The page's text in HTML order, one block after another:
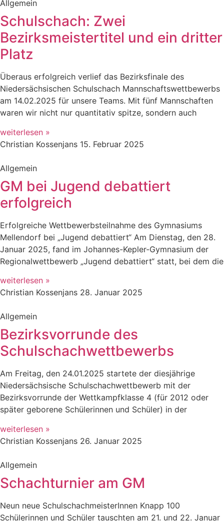
Allgemein
Schulschach: Zwei
Bezirksmeistertitel und ein dritter
Platz
Überaus erfolgreich verlief das Bezirksfinale des
Niedersächsischen Schulschach Mannschaftswettbewerbs
am 14.02.2025 für unsere Teams. Mit fünf Mannschaften
waren wir nicht nur quantitativ spitze, sondern auch
weiterlesen »
Christian Kossenjans 15. Februar 2025
Allgemein
GM bei Jugend debattiert
erfolgreich
Erfolgreiche Wettbewerbsteilnahme des Gymnasiums
Mellendorf bei „Jugend debattiert“ Am Dienstag, den 28.
Januar 2025, fand im Johannes-Kepler-Gymnasium der
Regionalwettbewerb „Jugend debattiert“ statt, bei dem die
weiterlesen »
Christian Kossenjans 28. Januar 2025
Allgemein
Bezirksvorrunde des
Schulschachwettbewerbs
Am Freitag, den 24.01.2025 startete der diesjährige
Niedersächsische Schulschachwettbewerb mit der
Bezirksvorrunde der Wettkampfklasse 4 (für 2012 oder
später geborene Schülerinnen und Schüler) in der
weiterlesen »
Christian Kossenjans 26. Januar 2025
Allgemein
Schachturnier am GM
Neun neue SchulschachmeisterInnen Knapp 100
Schülerinnen und Schüler tauschten am 21. und 22. Januar